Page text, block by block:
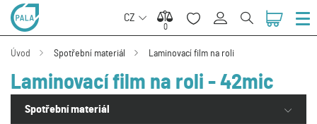
CZ
0
0
Úvod Spotřební materiál Laminovací film na roli
Laminovací film na roli - 42mic
Spotřební materiál